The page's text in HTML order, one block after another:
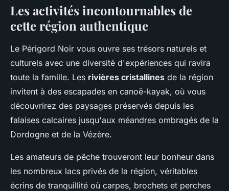
Les activités incontournables de
cette région authentique
Le Périgord Noir vous ouvre ses trésors naturels et
culturels avec une diversité d'expériences qui ravira
toute la famille. Les rivières cristallines de la région
invitent à des escapades en canoë-kayak, où vous
découvrirez des paysages préservés depuis les
falaises calcaires jusqu'aux méandres ombragés de la
Dordogne et de la Vézère.
Les amateurs de pêche trouveront leur bonheur dans
les nombreux lacs privés de la région, véritables
écrins de tranquillité où carpes, brochets et perches